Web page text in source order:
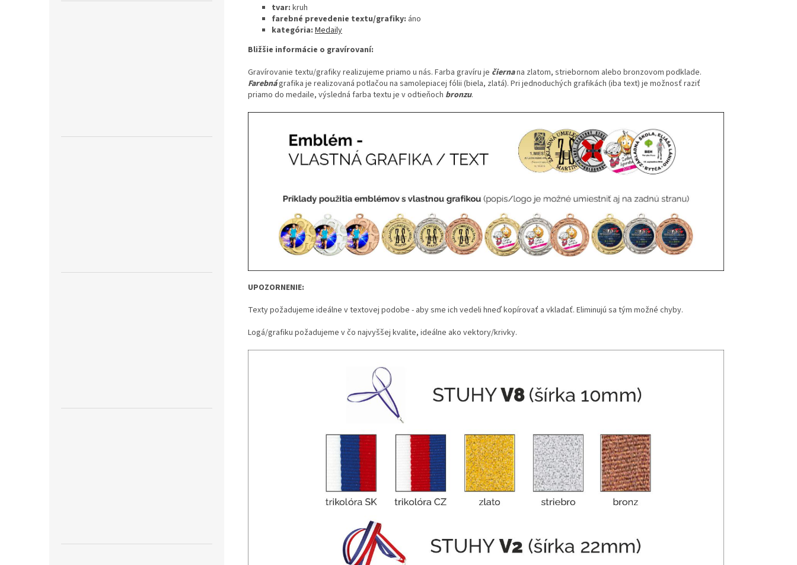
tvar: kruh
farebné prevedenie textu/grafiky: áno
kategória: Medaily
Bližšie informácie o gravírovaní:
Gravírovanie textu/grafiky realizujeme priamo u nás. Farba gravíru je čiernana zlatom, striebornom alebo bronzovom podklade.
Farebnágrafika je realizovaná potlačou na samolepiacej fólii (biela, zlatá). Pri jednoduchých grafikách (iba text) je možnosť raziť
priamo do medaile, výsledná farba textu je v odtieňoch bronzu.
UPOZORNENIE:
Texty požadujeme ideálne v textovej podobe - aby sme ich vedeli hneď kopírovať a vkladať. Eliminujú sa tým možné chyby.
Logá/grafiku požadujeme v čo najvyššej kvalite, ideálne ako vektory/krivky.